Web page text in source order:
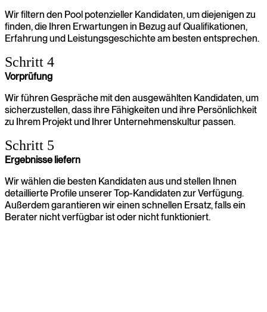
Wir filtern den Pool potenzieller Kandidaten, um diejenigen zu
finden, die Ihren Erwartungen in Bezug auf Qualifikationen,
Erfahrung und Leistungsgeschichte am besten entsprechen.
Schritt 4
Vorprüfung
Wir führen Gespräche mit den ausgewählten Kandidaten, um
sicherzustellen, dass ihre Fähigkeiten und ihre Persönlichkeit
zu Ihrem Projekt und Ihrer Unternehmenskultur passen.
Schritt 5
Ergebnisse liefern
Wir wählen die besten Kandidaten aus und stellen Ihnen
detaillierte Profile unserer Top-Kandidaten zur Verfügung.
Außerdem garantieren wir einen schnellen Ersatz, falls ein
Berater nicht verfügbar ist oder nicht funktioniert.